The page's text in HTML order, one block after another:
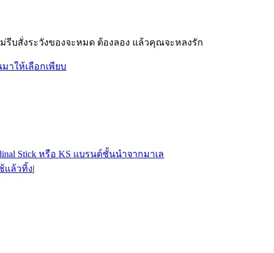
บสั่งระวังของจะหมด ต้องลอง แล้วคุณจะหลงรัก
แล้วทิ้ง|